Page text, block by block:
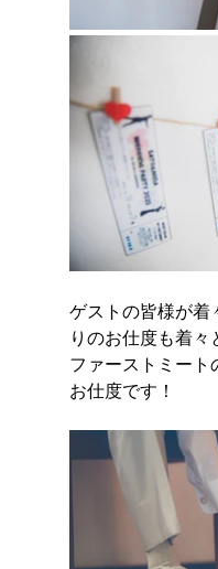
ゲストの皆様が着
りのお仕度も着
ファーストミート
お仕度です！